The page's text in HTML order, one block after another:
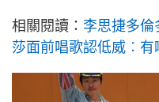
相關閱讀： 李思捷多倫
莎面前唱歌認低威︰有